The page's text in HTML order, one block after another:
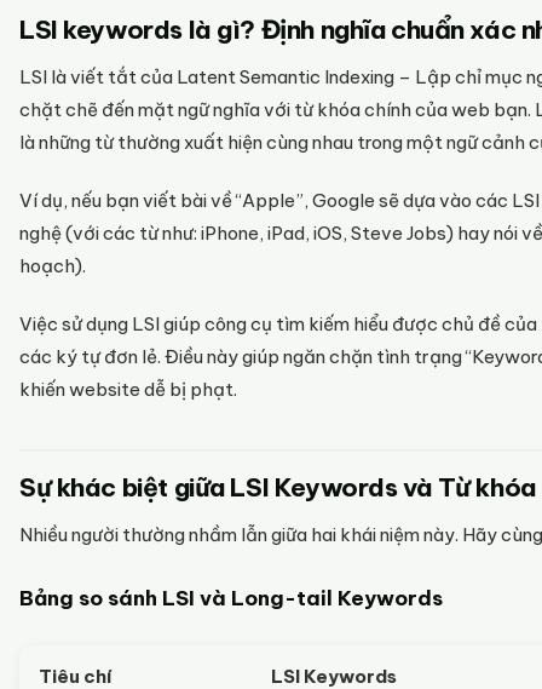
LSI keywords là gì? Định nghĩa chuẩn xác
LSI là viết tắt của Latent Semantic Indexing – Lập chỉ mục
chặt chẽ đến mặt ngữ nghĩa với từ khóa chính của web bạn.
là những từ thường xuất hiện cùng nhau trong một ngữ cảnh
Ví dụ, nếu bạn viết bài về “Apple”, Google sẽ dựa vào các
nghệ (với các từ như: iPhone, iPad, iOS, Steve Jobs) hay nói
hoạch).
Việc sử dụng LSI giúp công cụ tìm kiếm hiểu được chủ đề
các ký tự đơn lẻ. Điều này giúp ngăn chặn tình trạng
khiến website dễ bị phạt.
Sự khác biệt giữa LSI Keywords và Từ
Nhiều người thường nhầm lẫn giữa hai khái niệm này. Hãy
Bảng so sánh LSI và Long-tail Keywords
Tiêu chí LSI Keywords